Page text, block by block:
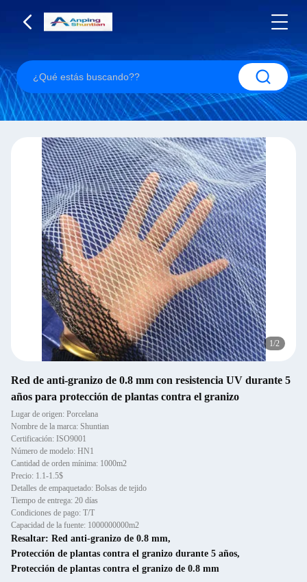
1/2
Red de anti-granizo de 0.8 mm con resistencia UV durante 5
años para protección de plantas contra el granizo
Lugar de origen: Porcelana
Nombre de la marca: Shuntian
Certificación: ISO9001
Número de modelo: HN1
Cantidad de orden mínima: 1000m2
Precio: 1.1-1.5$
Detalles de empaquetado: Bolsas de tejido
Tiempo de entrega: 20 días
Condiciones de pago: T/T
Capacidad de la fuente: 1000000000m2
Resaltar: Red anti-granizo de 0.8 mm,
Protección de plantas contra el granizo durante 5 años,
Protección de plantas contra el granizo de 0.8 mm